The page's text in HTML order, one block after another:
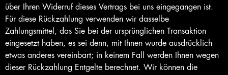
über Ihren Widerruf dieses Vertrags bei uns eingegangen ist.
Für diese Rückzahlung verwenden wir dasselbe
Zahlungsmittel, das Sie bei der ursprünglichen Transaktion
eingesetzt haben, es sei denn, mit Ihnen wurde ausdrücklich
etwas anderes vereinbart; in keinem Fall werden Ihnen wegen
dieser Rückzahlung Entgelte berechnet. Wir können die